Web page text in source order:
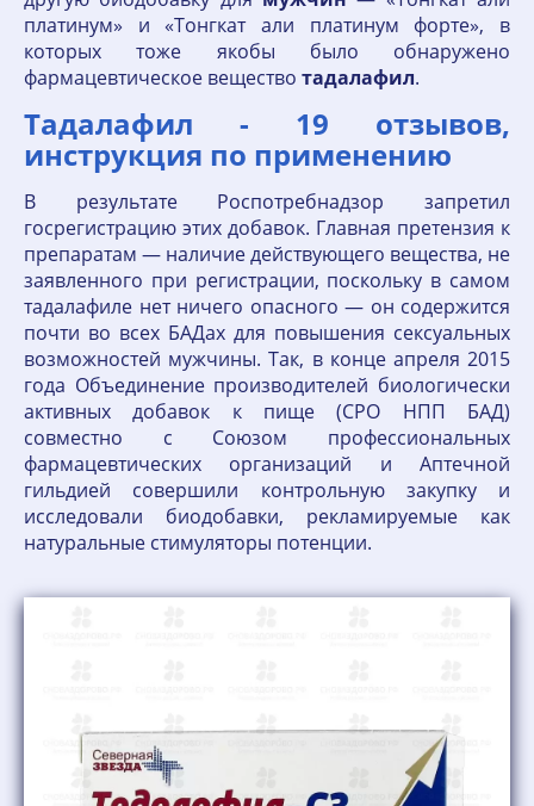
платинум» и «Тонгкат али платинум форте», в
которых тоже якобы было обнаружено
фармацевтическое вещество тадалафил.
Тадалафил - 19 отзывов,
инструкция по применению
В результате Роспотребнадзор запретил
госрегистрацию этих добавок. Главная претензия к
препаратам — наличие действующего вещества, не
заявленного при регистрации, поскольку в самом
тадалафиле нет ничего опасного — он содержится
почти во всех БАДах для повышения сексуальных
возможностей мужчины. Так, в конце апреля 2015
года Объединение производителей биологически
активных добавок к пище (СРО НПП БАД)
совместно с Союзом профессиональных
фармацевтических организаций и Аптечной
гильдией совершили контрольную закупку и
исследовали биодобавки, рекламируемые как
натуральные стимуляторы потенции.